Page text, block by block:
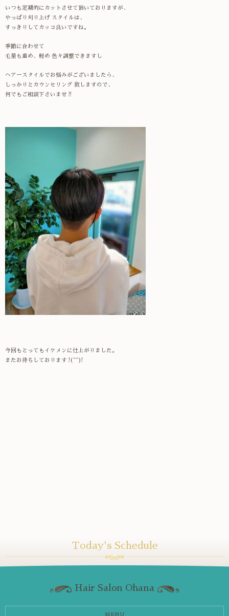
いつも定期的にカットさせて頂いておりますが、
やっぱり刈り上げ スタイルは、
すっきりしてカッコ良いですね。
季節に合わせて
毛量も重め、軽め 色々調整できますし
ヘアースタイルでお悩みがございましたら、
しっかりとカウンセリング 致しますので、
何でもご相談下さいませ !!
今回もとってもイケメンに仕上がりました。
またお待ちしております !(^^)!
Today's Schedule
Hair Salon Ohana
MENU